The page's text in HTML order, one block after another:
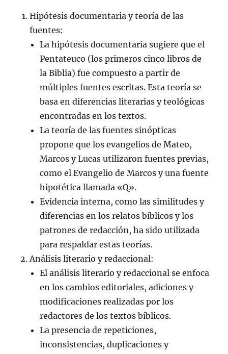
Hipótesis documentaria y teoría de las
fuentes:
La hipótesis documentaria sugiere que el
Pentateuco (los primeros cinco libros de
la Biblia) fue compuesto a partir de
múltiples fuentes escritas. Esta teoría se
basa en diferencias literarias y teológicas
encontradas en los textos.
La teoría de las fuentes sinópticas
propone que los evangelios de Mateo,
Marcos y Lucas utilizaron fuentes previas,
como el Evangelio de Marcos y una fuente
hipotética llamada «Q».
Evidencia interna, como las similitudes y
diferencias en los relatos bíblicos y los
patrones de redacción, ha sido utilizada
para respaldar estas teorías.
Análisis literario y redaccional:
El análisis literario y redaccional se enfoca
en los cambios editoriales, adiciones y
modificaciones realizadas por los
redactores de los textos bíblicos.
La presencia de repeticiones,
inconsistencias, duplicaciones y